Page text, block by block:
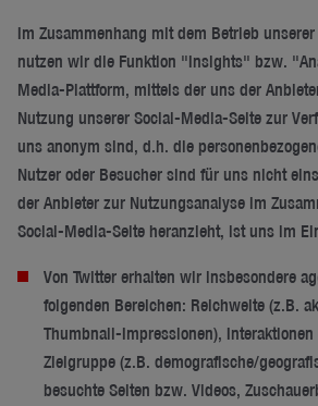
Im Zusammenhang mit dem Betrieb
nutzen wir die Funktion "Insights" bzw.
Media-Plattform, mittels der uns der
Nutzung unserer Social-Media-Seite zur
uns anonym sind, d.h. die
Nutzer oder Besucher sind für uns nicht
der Anbieter zur Nutzungsanalyse im
Social-Media-Seite heranzieht, ist uns im
Von Twitter erhalten wir insbesondere
folgenden Bereichen: Reichweite (z.B.
Thumbnail-Impressionen), Interaktionen
Zielgruppe (z.B. demografische/
besuchte Seiten bzw. Videos,